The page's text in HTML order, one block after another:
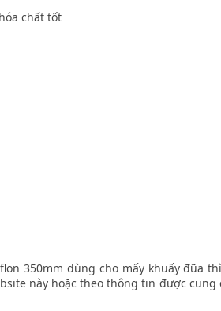
chất tốt
350mm dùng cho mấy khuấy đũa
này hoặc theo thông tin được cung